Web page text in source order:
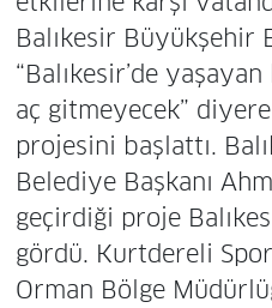
Balıkesir Büyükşehir
“Balıkesir’de
aç gitmeyecek”
projesini başlattı.
Belediye Başkanı
geçirdiği proje
gördü. Kurtdereli
Orman Bölge